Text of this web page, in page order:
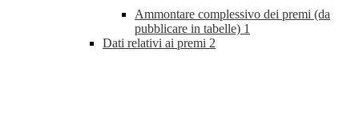
Ammontare complessivo dei premi (da
pubblicare in tabelle) 1
Dati relativi ai premi 2